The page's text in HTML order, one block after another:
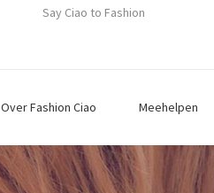
Say Ciao to Fashion
Over Fashion Ciao Meehelpen